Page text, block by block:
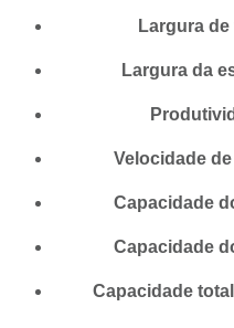
Largura
Largura da
Velocidade
Capacidade
Capacidade
Capacidade